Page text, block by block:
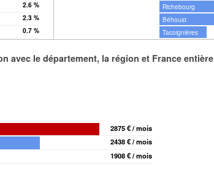
2.6 %
2.3 %
0.7 %
Richebourg
Béhoust
Tacoignières
avec le département, la région et France entière
2875 € / mois
2438 € / mois
1908 € / mois